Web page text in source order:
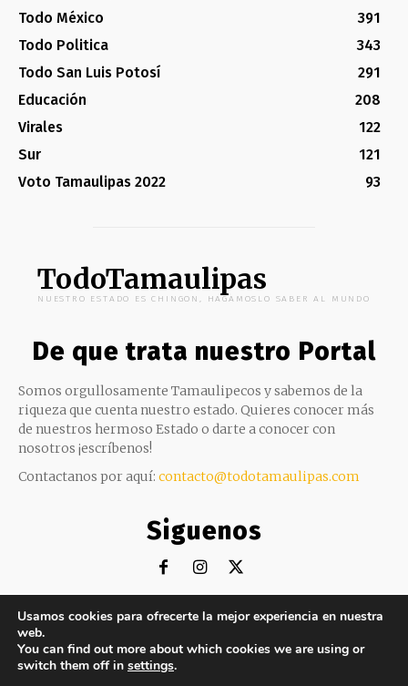
Todo México
391
Todo Politica
343
Todo San Luis Potosí
291
Educación
208
Virales
122
Sur
121
Voto Tamaulipas 2022
93
TodoTamaulipas
NUESTRO ESTADO ES CHINGON, HAGAMOSLO SABER AL MUNDO
De que trata nuestro Portal
Somos orgullosamente Tamaulipecos y sabemos de la
riqueza que cuenta nuestro estado. Quieres conocer más
de nuestros hermoso Estado o darte a conocer con
nosotros ¡escríbenos!
Contactanos por aquí: contacto@todotamaulipas.com
Siguenos
©Copyright 2019 | TodoTamaulipas
por DosNoreste
Portada
Todo Tamaulipas Todo México
Usamos cookies para ofrecerte la mejor experiencia en nuestra
web.
You can find out more about which cookies we are using or
switch them off in settings.